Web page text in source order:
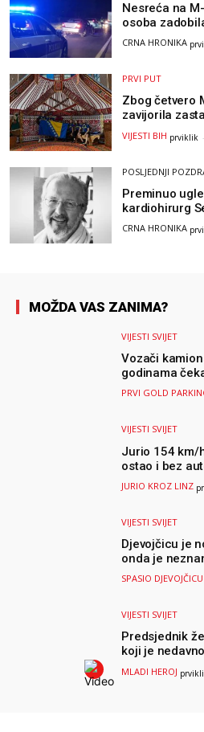
Nesreća na
osoba
CRNA HRONIKA
PRVI PUT
Zbog četvero
zavijorila
olimpijadi, a
postao član
VIJESTI BIH prviklik -
POSLJEDNJI
Preminuo
kardiohirurg
kolege uputile
CRNA HRONIKA
MOŽDA VAS ZANIMA?
VIJESTI SVIJET
Vozači
godinama
GOLD sigurni
PRVI GOLD
VIJESTI SVIJET
Jurio 154 km/
ostao i bez
dozvole
JURIO KROZ LINZ
VIJESTI SVIJET
Djevojčicu je
onda je
mnoge
SPASIO DJEVOJČICU
VIJESTI SVIJET
Predsjednik
koji je
dječaka iz
MLADI HEROJ